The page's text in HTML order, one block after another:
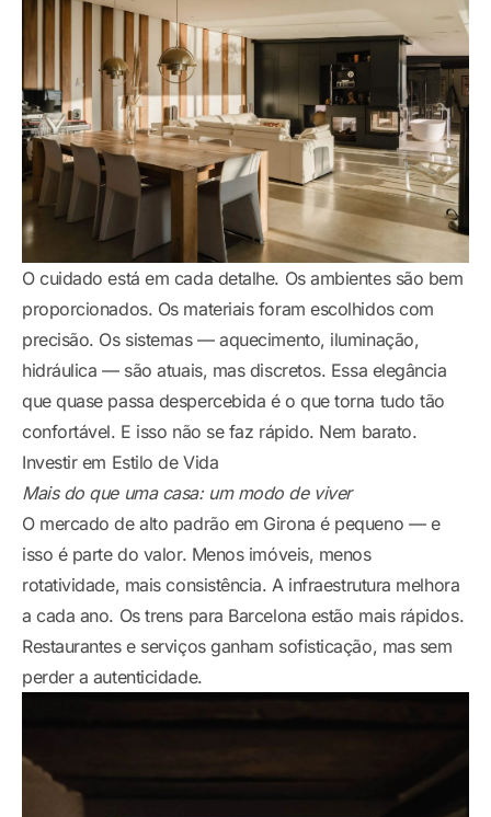
O cuidado está em cada detalhe. Os ambientes são bem
proporcionados. Os materiais foram escolhidos com
precisão. Os sistemas — aquecimento, iluminação,
hidráulica — são atuais, mas discretos. Essa elegância
que quase passa despercebida é o que torna tudo tão
confortável. E isso não se faz rápido. Nem barato.
Investir em Estilo de Vida
Mais do que uma casa: um modo de viver
O mercado de alto padrão em Girona é pequeno — e
isso é parte do valor. Menos imóveis, menos
rotatividade, mais consistência. A infraestrutura melhora
a cada ano. Os trens para Barcelona estão mais rápidos.
Restaurantes e serviços ganham sofisticação, mas sem
perder a autenticidade.